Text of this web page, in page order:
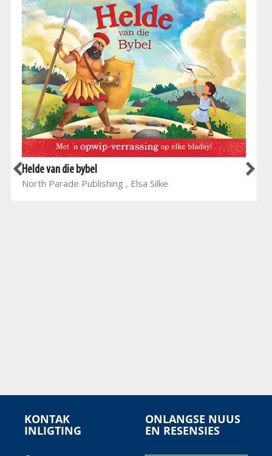
Helde van die bybel
North Parade Publishing , Elsa Silke
KONTAK
INLIGTING
ONLANGSE NUUS
EN RESENSIES